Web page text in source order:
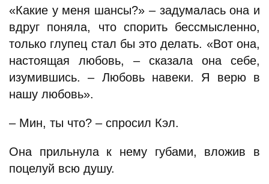
«Какие у меня шансы?» – задумалась она и
вдруг поняла, что спорить бессмысленно,
только глупец стал бы это делать. «Вот она,
настоящая любовь, – сказала она себе,
изумившись. – Любовь навеки. Я верю в
нашу любовь».
– Мин, ты что? – спросил Кэл.
Она прильнула к нему губами, вложив в
поцелуй всю душу.